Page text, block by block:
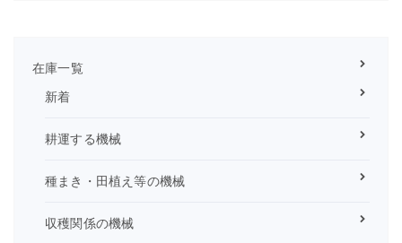
在庫一覧
新着
耕運する機械
種まき・田植え等の機械
収穫関係の機械